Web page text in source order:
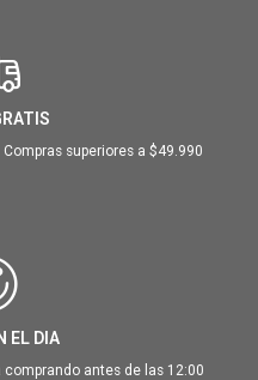
superiores a $49.990
EL DIA
antes de las 12:00